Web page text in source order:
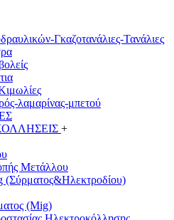
Γκαζοτανάλιες-Τανάλιες
λαμαρίνας-μπετού
+
Μετάλλου
(Σύρματος&Ηλεκτροδίου)
(Mig)